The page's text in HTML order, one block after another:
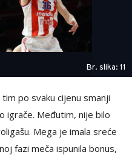
Br. slika: 11
po svaku cijenu smanji
igrače. Međutim, nije bilo
Mega je imala sreće
fazi meča ispunila bonus,